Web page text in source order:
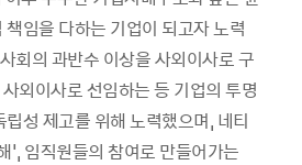
임을 다하는 기업이 되고자 노력
회의 과반수 이상을 사외이사로 구
외이사로 선임하는 등 기업의 투명
성 제고를 위해 노력했으며, 네티
', 임직원들의 참여로 만들어가는